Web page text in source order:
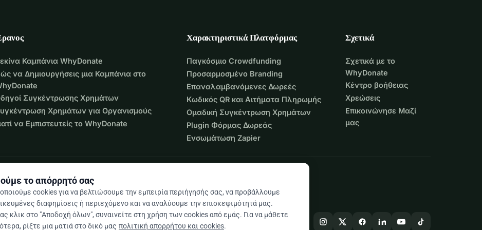
Καμπάνια WhyDonate
να Δημιουργήσεις μια Καμπάνια στο
Συγκέντρωσης Χρημάτων
Χρημάτων για Οργανισμούς
να Εμπιστευτείς το WhyDonate
Χαρακτηριστικά Πλατφόρμας
Παγκόσμιο Crowdfunding
Προσαρμοσμένο Branding
Επαναλαμβανόμενες Δωρεές
Κωδικός QR και Αιτήματα Πληρωμής
Ομαδική Συγκέντρωση Χρημάτων
Plugin Φόρμας Δωρεάς
Ενσωμάτωση Zapier
Σχετικά
Σχετικά με το
WhyDonate
Κέντρο βοήθειας
Χρεώσεις
Επικοινώνησε Μαζί
μας
4,9 / 5 βάσει 500+ κριτικών
το απόρρητό σας
cookies για να βελτιώσουμε την εμπειρία περιήγησής σας, να προβάλλουμε
διαφημίσεις ή περιεχόμενο και να αναλύουμε την επισκεψιμότητά μας.
κλικ στο "Αποδοχή όλων", συναινείτε στη χρήση των cookies από εμάς. Για να μάθετε
ρίξτε μια ματιά στο δικό μας πολιτική απορρήτου και cookies.